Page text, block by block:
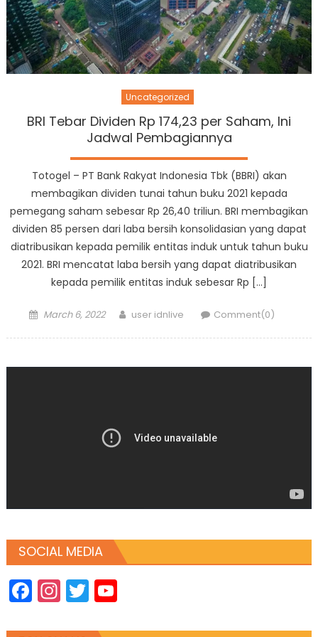
Uncategorized
BRI Tebar Dividen Rp 174,23 per Saham, Ini
Jadwal Pembagiannya
Totogel – PT Bank Rakyat Indonesia Tbk (BBRI) akan
membagikan dividen tunai tahun buku 2021 kepada
pemegang saham sebesar Rp 26,40 triliun. BRI membagikan
dividen 85 persen dari laba bersih konsolidasian yang dapat
diatribusikan kepada pemilik entitas induk untuk tahun buku
2021. BRI mencatat laba bersih yang dapat diatribusikan
kepada pemilik entitas induk sebesar Rp […]
Posted
March 6, 2022 Author
user idnlive Comment(0)
SOCIAL MEDIA
Facebook
Instagram
TwitterYouTube